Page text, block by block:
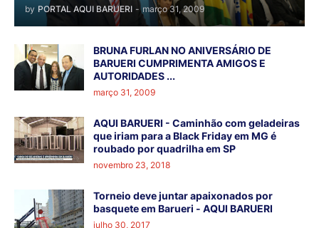
by PORTAL AQUI BARUERI - março 31, 2009
BRUNA FURLAN NO ANIVERSÁRIO DE
BARUERI CUMPRIMENTA AMIGOS E
AUTORIDADES ...
março 31, 2009
AQUI BARUERI - Caminhão com geladeiras
que iriam para a Black Friday em MG é
roubado por quadrilha em SP
novembro 23, 2018
Torneio deve juntar apaixonados por
basquete em Barueri - AQUI BARUERI
julho 30, 2017